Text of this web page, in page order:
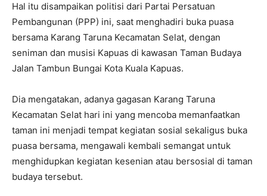
Hal itu disampaikan politisi dari Partai Persatuan
Pembangunan (PPP) ini, saat menghadiri buka puasa
bersama Karang Taruna Kecamatan Selat, dengan
seniman dan musisi Kapuas di kawasan Taman Budaya
Jalan Tambun Bungai Kota Kuala Kapuas.
Dia mengatakan, adanya gagasan Karang Taruna
Kecamatan Selat hari ini yang mencoba memanfaatkan
taman ini menjadi tempat kegiatan sosial sekaligus buka
puasa bersama, mengawali kembali semangat untuk
menghidupkan kegiatan kesenian atau bersosial di taman
budaya tersebut.